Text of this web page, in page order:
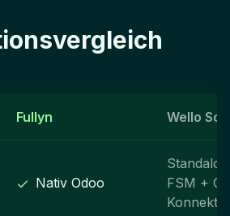
Fullyn Wello
Nativ Odoo
FSM +